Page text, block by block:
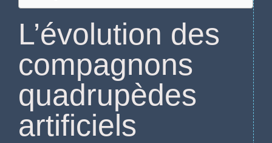
L’évolution des
compagnons
quadrupèdes
artificiels